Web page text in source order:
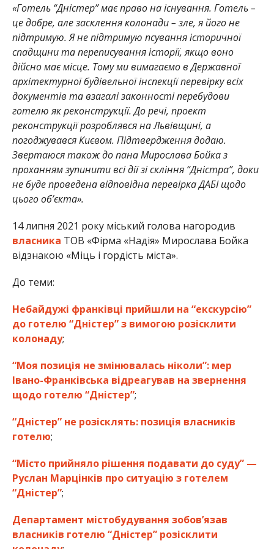
«Готель “Дністер” має право на існування. Готель –
це добре, але засклення колонади – зле, я його не
підтримую. Я не підтримую псування історичної
спадщини та переписування історії, якщо воно
дійсно має місце. Тому ми вимагаємо в Державної
архітектурної будівельної інспекції перевірку всіх
документів та взагалі законності перебудови
готелю як реконструкції. До речі, проект
реконструкції розроблявся на Львівщині, а
погоджувався Києвом. Підтвердження додаю.
Звертаюся також до пана Мирослава Бойка з
проханням зупинити всі дії зі скління “Дністра”, доки
не буде проведена відповідна перевірка ДАБІ щодо
цього об’єкта».
14 липня 2021 року міський голова нагородив
власника ТОВ «Фірма «Надія» Мирослава Бойка
відзнакою «Міць і гордість міста».
До теми:
Небайдужі франківці прийшли на “екскурсію”
до готелю “Дністер” з вимогою розісклити
колонаду;
“Моя позиція не змінювалась ніколи”: мер
Івано-Франківська відреагував на звернення
щодо готелю “Дністер”;
“Дністер” не розісклять: позиція власників
готелю;
“Місто прийняло рішення подавати до суду” —
Руслан Марцінків про ситуацію з готелем
“Дністер”;
Департамент містобудування зобов’язав
власників готелю “Дністер” розісклити